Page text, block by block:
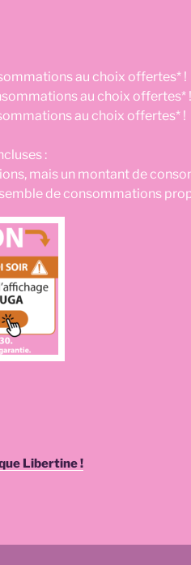
au choix offertes* !
au choix offertes* !
au choix offertes* !
:
mais un montant de
de consommations
Libertine !